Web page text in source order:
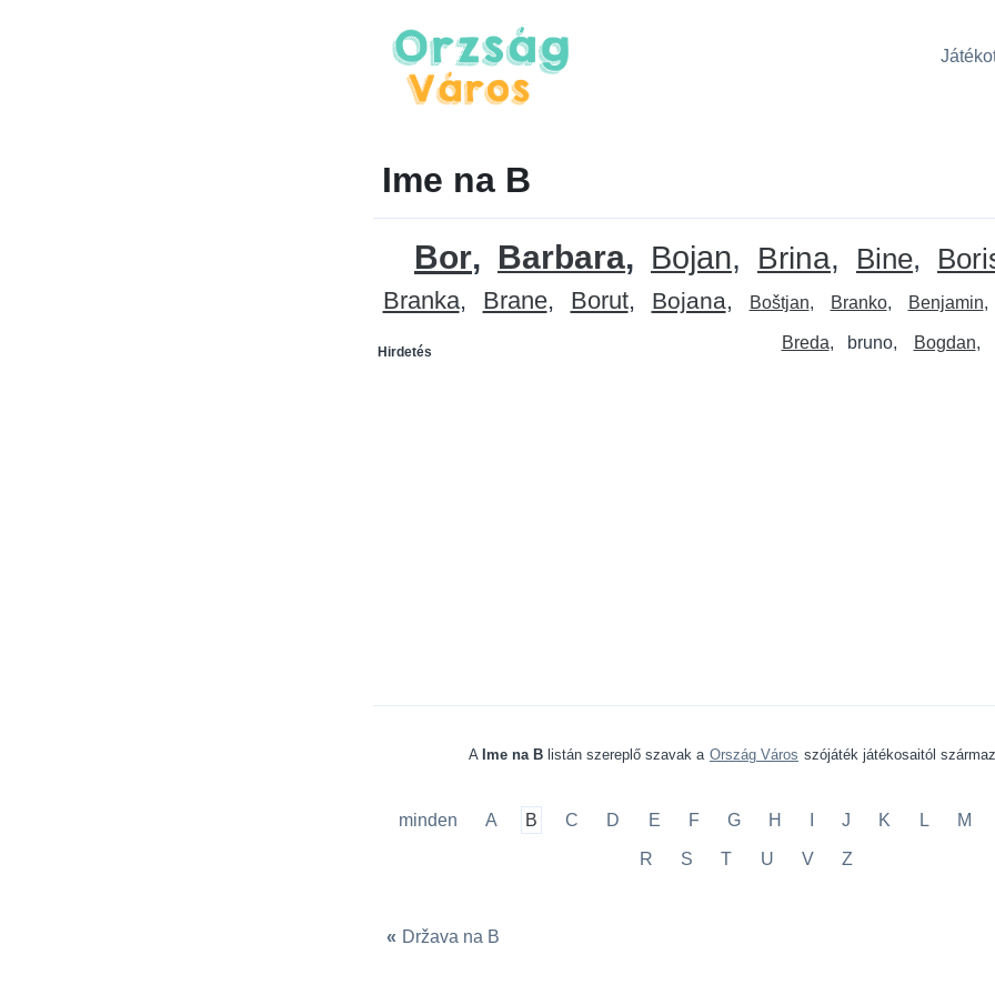
Ime na B
Bor Barbara Bojan Brina Bine
Branka
Brane Borut Bojana Boštjan Branko Benjamin
Hirdetés Breda bruno Bogdan
A Ime na B listán szereplő szavak a Ország Város szójáték játékosaitól
minden A B C D E F G H J K L M
R S T U V Z
« Država na B